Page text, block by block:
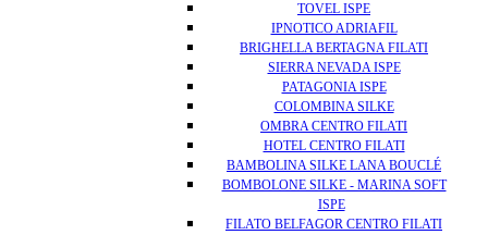
TOVEL ISPE
IPNOTICO ADRIAFIL
BRIGHELLA BERTAGNA FILATI
SIERRA NEVADA ISPE
PATAGONIA ISPE
COLOMBINA SILKE
OMBRA CENTRO FILATI
HOTEL CENTRO FILATI
BAMBOLINA SILKE LANA BOUCLÉ
BOMBOLONE SILKE - MARINA SOFT
ISPE
FILATO BELFAGOR CENTRO FILATI